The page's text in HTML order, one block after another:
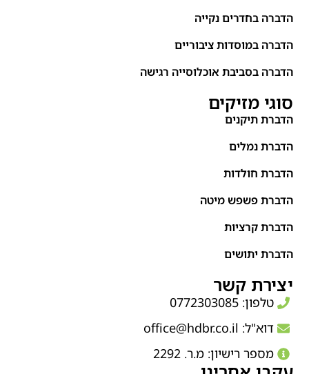
הדברה בחדרים נקייה
הדברה במוסדות ציבוריים
הדברה בסביבת אוכלוסייה רגישה
סוגי מזיקים
הדברת תיקנים
הדברת נמלים
הדברת חולדות
הדברת פשפש מיטה
הדברת קרציות
הדברת יתושים
יצירת קשר
טלפון: 0772303085
דוא"ל: office@hdbr.co.il
מספר רישיון: מ.ר. 2292